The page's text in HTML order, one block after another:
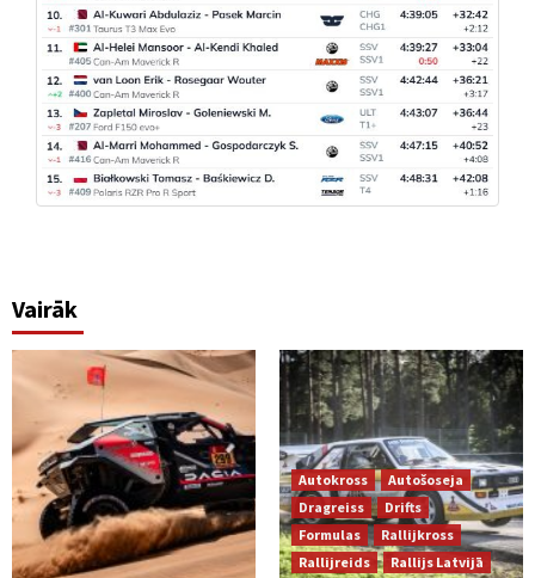
Vairāk
Autokross
Autošoseja
Dragreiss
Drifts
Formulas
Rallijkross
Rallijreids
Rallijs Latvijā